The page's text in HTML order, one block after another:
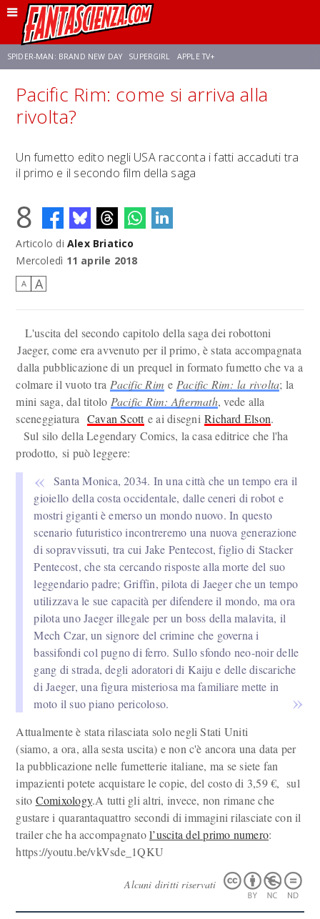
SPIDER-MAN: BRAND NEW DAY SUPERGIRL APPLE TV+
FRANCO RICCIARDIELLO ZENDAYA STAR TREK AVENGERS: DOOMSDAY
Pacific Rim: come si arriva alla
rivolta?
Un fumetto edito negli USA racconta i fatti accaduti tra
il primo e il secondo film della saga
8
Articolo di Alex Briatico
Mercoledì 11 aprile 2018
A A
L'uscita del secondo capitolo della saga dei robottoni
Jaeger, come era avvenuto per il primo, è stata accompagnata
dalla pubblicazione di un prequel in formato fumetto che va a
colmare il vuoto tra Pacific Rim e Pacific Rim: la rivolta; la
mini saga, dal titolo Pacific Rim: Aftermath, vede alla
sceneggiaturaCavan Scotte ai disegniRichard Elson.
Sul silo della Legendary Comics, la casa editrice che l'ha
prodotto, si può leggere:
Santa Monica, 2034. In una città che un tempo era il
gioiello della costa occidentale, dalle ceneri di robot e
mostri giganti è emerso un mondo nuovo. In questo
scenario futuristico incontreremo una nuova generazione
di sopravvissuti, tra cui Jake Pentecost, figlio di Stacker
Pentecost, che sta cercando risposte alla morte del suo
leggendario padre; Griffin, pilota di Jaeger che un tempo
utilizzava le sue capacità per difendere il mondo, ma ora
pilota uno Jaeger illegale per un boss della malavita, il
Mech Czar, un signore del crimine che governa i
bassifondi col pugno di ferro. Sullo sfondo neo-noir delle
gang di strada, degli adoratori di Kaiju e delle discariche
di Jaeger, una figura misteriosa ma familiare mette in
moto il suo piano pericoloso.
Attualmente è stata rilasciata solo negli Stati Uniti
(siamo, a ora, alla sesta uscita) e non c'è ancora una data per
la pubblicazione nelle fumetterie italiane, ma se siete fan
impazienti potete acquistare le copie, del costo di 3,59 €, sul
sito Comixology.A tutti gli altri, invece, non rimane che
gustare i quarantaquattro secondi di immagini rilasciate con il
trailer che ha accompagnatol’uscita del primo numero:
https://youtu.be/vkVsde_1QKU
Alcuni diritti riservati